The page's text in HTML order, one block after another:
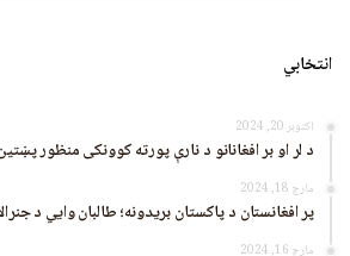
انتخابي
اکتوبر 20, 2024
د لر او بر افغانانو د نارې پورته کوونکی منظور
مارچ 18, 2024
پر افغانستان د پاکستان بریدونه؛ طالبان وايي د
مارچ 16, 2024